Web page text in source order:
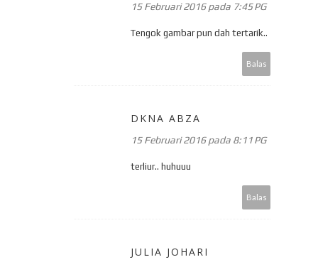
15 Februari 2016 pada 7:45 PG
Tengok gambar pun dah tertarik..
Balas
DKNA ABZA
15 Februari 2016 pada 8:11 PG
terliur.. huhuuu
Balas
JULIA JOHARI